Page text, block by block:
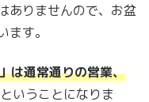
ありませんので、お盆
ます。
は通常通りの営業、
ということになりま